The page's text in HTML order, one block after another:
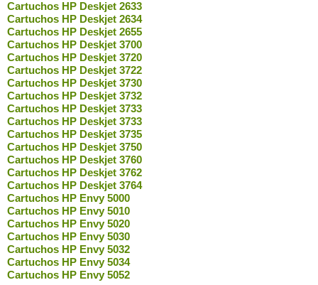
Cartuchos HP Deskjet 2633
Cartuchos HP Deskjet 2634
Cartuchos HP Deskjet 2655
Cartuchos HP Deskjet 3700
Cartuchos HP Deskjet 3720
Cartuchos HP Deskjet 3722
Cartuchos HP Deskjet 3730
Cartuchos HP Deskjet 3732
Cartuchos HP Deskjet 3733
Cartuchos HP Deskjet 3733
Cartuchos HP Deskjet 3735
Cartuchos HP Deskjet 3750
Cartuchos HP Deskjet 3760
Cartuchos HP Deskjet 3762
Cartuchos HP Deskjet 3764
Cartuchos HP Envy 5000
Cartuchos HP Envy 5010
Cartuchos HP Envy 5020
Cartuchos HP Envy 5030
Cartuchos HP Envy 5032
Cartuchos HP Envy 5034
Cartuchos HP Envy 5052